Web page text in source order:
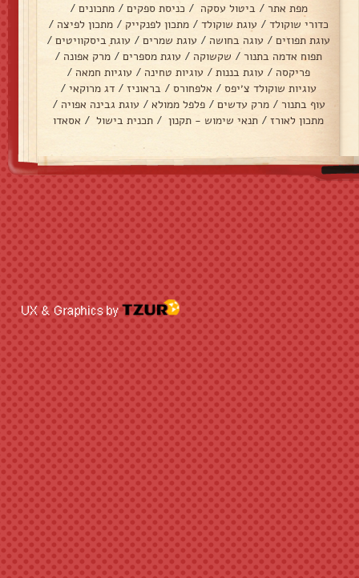
מפת אתר / ביטול עסקה / כניסת ספקים / מתכונים /
כדורי שוקולד / עוגת שוקולד / מתכון לפנקייק / מתכון לפיצה /
עוגת תפוזים / עוגה בחושה / עוגת שמרים / עוגת ביסקוויטים /
תפוח אדמה בתנור / שקשוקה / עוגת מספרים / מרק אפונה /
פריקסה / עוגת בננות / עוגיות טחינה / עוגיות חמאה /
עוגיות שוקולד צ׳יפס / אלפחורס / בראוניז / דג מרוקאי /
עוף בתנור / מרק עדשים / פלפל ממולא / עוגת גבינה אפויה /
מתכון לאורז / תנאי שימוש - תקנון / תכנית בישול / אסאדו